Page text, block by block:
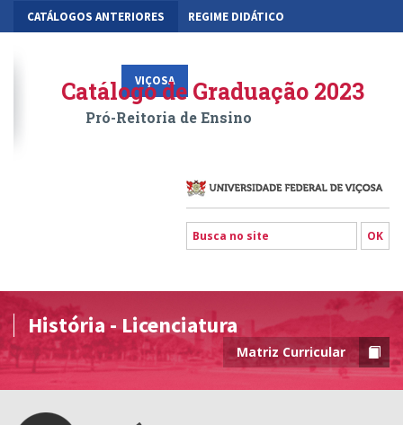
CATÁLOGOS ANTERIORES REGIME DIDÁTICO
VIÇOSA RIO PARANAÍBA FLORESTAL
Catálogo de Graduação 2023
Pró-Reitoria de Ensino
História - Licenciatura
Matriz Curricular